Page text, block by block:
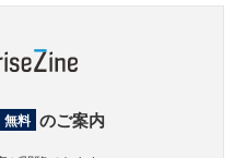
無料 のご案内